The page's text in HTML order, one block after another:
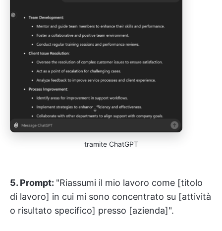
tramite ChatGPT
5. Prompt: "Riassumi il mio lavoro come [titolo
di lavoro] in cui mi sono concentrato su [attività
o risultato specifico] presso [azienda]".